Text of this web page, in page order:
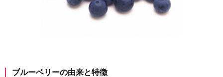
ブルーベリーの由来と特徴